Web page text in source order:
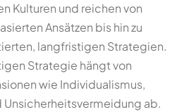
Kulturen und reichen von
Ansätzen bis hin zu
langfristigen Strategien.
Strategie hängt von
wie Individualismus,
Unsicherheitsvermeidung ab.